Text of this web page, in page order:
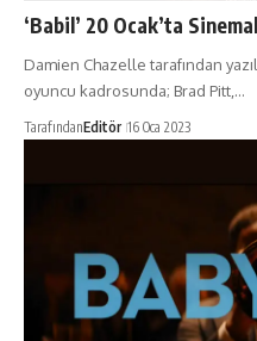
‘Babil’ 20 Ocak’ta
Damien Chazelle tarafından
oyuncu kadrosunda; Brad Pitt,…
TarafındanEditör 16 Oca 2023